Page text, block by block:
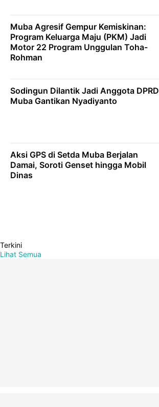
Muba Agresif Gempur Kemiskinan:
Program Keluarga Maju (PKM) Jadi
Motor 22 Program Unggulan Toha-
Rohman
Sodingun Dilantik Jadi Anggota DPRD
Muba Gantikan Nyadiyanto
Aksi GPS di Setda Muba Berjalan
Damai, Soroti Genset hingga Mobil
Dinas
Terkini
Lihat Semua